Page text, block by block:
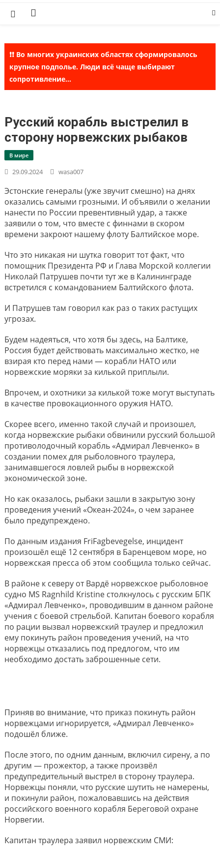
❗❗ Во многих украинских областях сформировалось
крупное подполье. Люди всё чаще выбирают
сопротивление...
Русский корабль выстрелил в
сторону норвежских рыбаков
В мире
29.09.2024 wasa007
Эстонские генералы (уже звучит смешно) на днях
оказались самыми грозными. И объявили о желании
нанести по России превентивный удар, а также
заявили о том, что вместе с финнами в скором
времени закроют нашему флоту Балтийское море.
Что это никакая ни шутка говорит тот факт, что
помощник Президента РФ и Глава Морской коллегии
Николай Патрушев почти тут же в Калининграде
встретился с командованием Балтийского флота.
И Патрушев там говорил как раз о таких растущих
угрозах.
Будем надеяться, что хотя бы здесь, на Балтике,
Россия будет действовать максимально жестко, не
взирая кто перед нами — корабли НАТО или
норвежские моряки за килькой приплыли.
Впрочем, и охотники за килькой тоже могут выступать
в качестве провокационного оружия НАТО.
Скорее всего, именно такой случай и произошел,
когда норвежские рыбаки обвинили русский большой
противолодочный корабль «Адмирал Левченко» в
создании помех для рыболовного траулера,
занимавшегося ловлей рыбы в норвежской
экономической зоне.
Но как оказалось, рыбаки зашли в закрытую зону
проведения учений «Океан-2024», о чем заранее
было предупреждено.
По данным издания FriFagbevegelse, инцидент
произошёл ещё 12 сентября в Баренцевом море, но
норвежская пресса об этом сообщила только сейчас.
В районе к северу от Вардё норвежское рыболовное
судно MS Ragnhild Kristine столкнулось с русским БПК
«Адмирал Левченко», проводившим в данном районе
учения с боевой стрельбой. Капитан боевого корабля
по рации вызвал норвежский траулер и предложил
ему покинуть район проведения учений, на что
норвежцы отказались под предлогом, что им
необходимо достать заброшенные сети.
Приняв во внимание, что приказ покинуть район
норвежцами игнорируется, «Адмирал Левченко»
подошёл ближе.
После этого, по одним данным, включил сирену, а по
другим — прожектор, а также произвёл
предупредительный выстрел в сторону траулера.
Норвежцы поняли, что русские шутить не намерены,
и покинули район, пожаловавшись на действия
российского военного корабля Береговой охране
Норвегии.
Капитан траулера заявил норвежским СМИ: